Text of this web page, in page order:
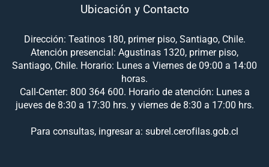
Ubicación y Contacto
Dirección: Teatinos 180, primer piso, Santiago, Chile.
Atención presencial: Agustinas 1320, primer piso,
Santiago, Chile. Horario: Lunes a Viernes de 09:00 a 14:00
horas.
Call-Center: 800 364 600. Horario de atención: Lunes a
jueves de 8:30 a 17:30 hrs. y viernes de 8:30 a 17:00 hrs.
Para consultas, ingresar a: subrel.cerofilas.gob.cl